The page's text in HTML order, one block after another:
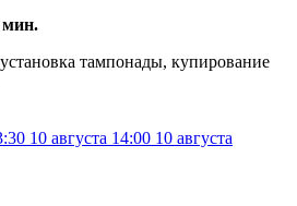
мин.
тампонады, купирование
10 августа 14:00 10 августа